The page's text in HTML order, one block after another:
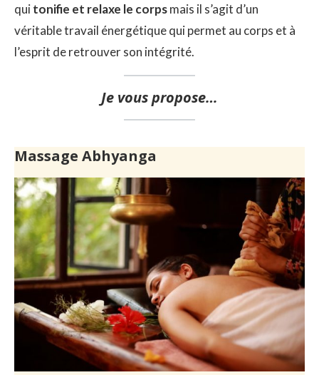
quitonifie et relaxe le corpsmais il s’agit d’un
véritable travail énergétique qui permet au corps et à
l’esprit de retrouver son intégrité.
Je vous propose…
Massage Abhyanga